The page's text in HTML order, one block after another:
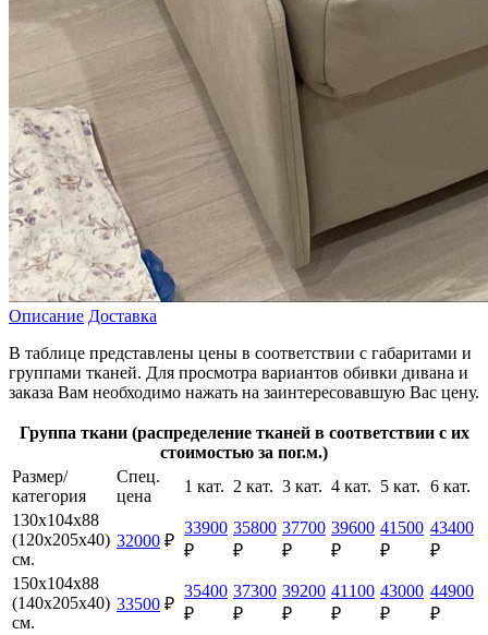
Описание Доставка
В таблице представлены цены в соответствии с габаритами и
группами тканей. Для просмотра вариантов обивки дивана и
заказа Вам необходимо нажать на заинтересовавшую Вас цену.
Группа ткани (распределение тканей в соответствии с их
стоимостью за пог.м.)
Размер/
категория
Спец.
цена
1 кат. 2 кат. 3 кат. 4 кат. 5 кат. 6 кат.
130х104х88
(120х205х40)
см.
32000 ₽
33900
₽
35800
₽
37700
₽
39600
₽
41500
₽
43400
₽
150х104х88
(140х205х40)
см.
33500 ₽
35400
₽
37300
₽
39200
₽
41100
₽
43000
₽
44900
₽